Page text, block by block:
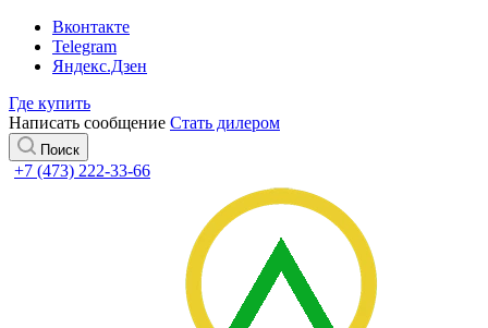
Вконтакте
Telegram
Яндекс.Дзен
Где купить
Написать сообщение Стать дилером
Поиск
+7 (473) 222-33-66